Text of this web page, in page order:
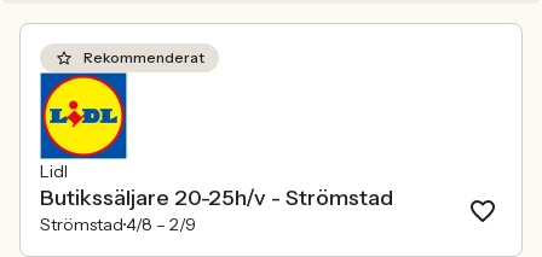
Rekommenderat
Lidl
Butikssäljare 20-25h/v - Strömstad
Strömstad4/8 – 2/9